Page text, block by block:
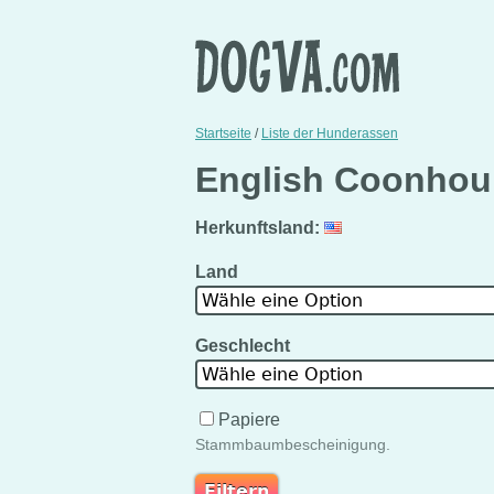
Startseite / Liste der Hunderassen
English
Herkunftsland:
Land
Wähle eine Option
Geschlecht
Wähle eine Option
Papiere
Stammbaumbescheinigung.